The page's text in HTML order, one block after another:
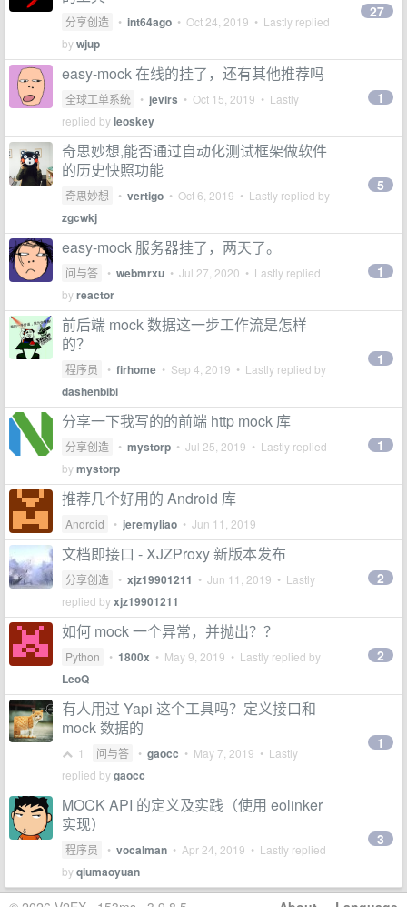
分享创造 • int64ago • Oct 24, 2019 • Lastly replied
bywjup
27
easy-mock 在线的挂了，还有其他推荐吗
全球工单系统 • jevirs • Oct 15, 2019 • Lastly
replied byleoskey
1
奇思妙想,能否通过自动化测试框架做软件
的历史快照功能
奇思妙想 • vertigo • Oct 6, 2019 • Lastly replied by
zgcwkj
5
easy-mock 服务器挂了，两天了。
问与答 • webmrxu • Jul 27, 2020 • Lastly replied
byreactor
1
前后端 mock 数据这一步工作流是怎样
的？
程序员 • firhome • Sep 4, 2019 • Lastly replied by
dashenbibi
1
分享一下我写的的前端 http mock 库
分享创造 • mystorp • Jul 25, 2019 • Lastly replied
bymystorp
1
推荐几个好用的 Android 库
Android • jeremyliao • Jun 11, 2019
文档即接口 - XJZProxy 新版本发布
分享创造 • xjz19901211 • Jun 11, 2019 • Lastly
replied byxjz19901211
2
如何 mock 一个异常，并抛出？？
Python • 1800x • May 9, 2019 • Lastly replied by
LeoQ
2
有人用过 Yapi 这个工具吗？定义接口和
mock 数据的
1 问与答 • gaocc • May 7, 2019 • Lastly
replied bygaocc
1
MOCK API 的定义及实践（使用 eolinker
实现）
程序员 • vocalman • Apr 24, 2019 • Lastly replied
byqiumaoyuan
3